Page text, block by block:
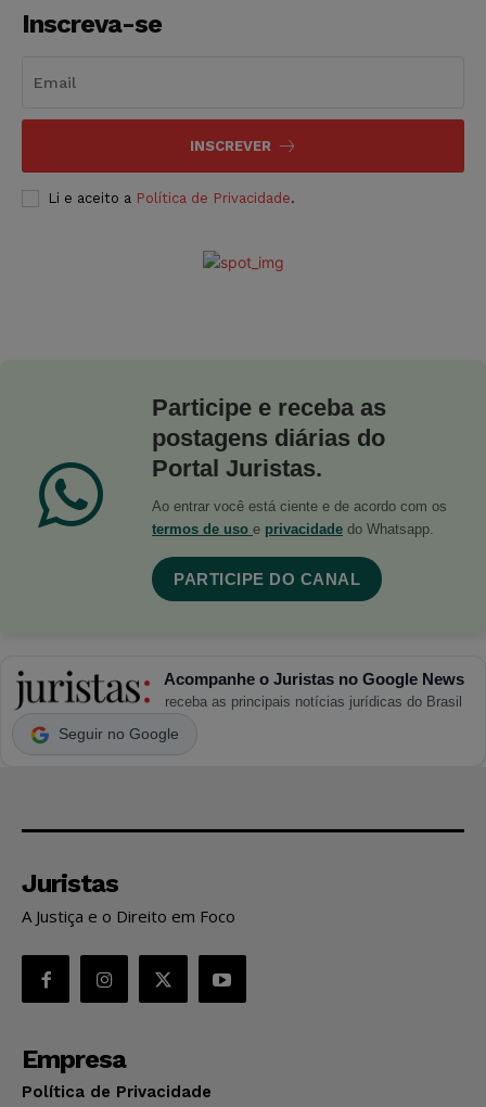
Inscreva-se
INSCREVER
Li e aceito a Política de Privacidade.
Participe e receba as
postagens diárias do
Portal Juristas.
Ao entrar você está ciente e de acordo com os
termos de uso e privacidade do Whatsapp.
PARTICIPE DO CANAL
Acompanhe o Juristas no Google News
receba as principais notícias jurídicas do Brasil
Seguir no Google
Juristas
A Justiça e o Direito em Foco
Empresa
Política de Privacidade